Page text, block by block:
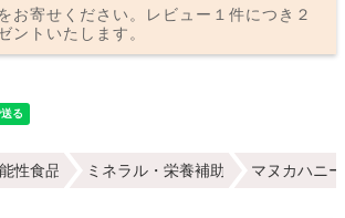
お寄せください。レビュー１件につき２
ントいたします。
性食品 ミネラル・栄養補助
マヌカハニー